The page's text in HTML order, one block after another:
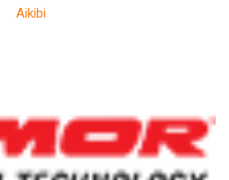
Aikibi